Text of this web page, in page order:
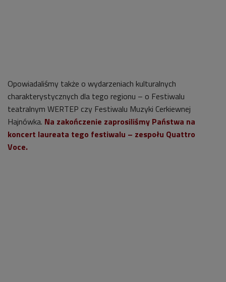
Opowiadaliśmy także o wydarzeniach kulturalnych
charakterystycznych dla tego regionu – o Festiwalu
teatralnym WERTEP czy Festiwalu Muzyki Cerkiewnej
Hajnówka. Na zakończenie zaprosiliśmy Państwa na
koncert laureata tego festiwalu – zespołu Quattro
Voce.